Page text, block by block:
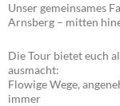
Unser gemeinsames
Arnsberg – mitten
Die Tour bietet euch
ausmacht:
Flowige Wege,
immer